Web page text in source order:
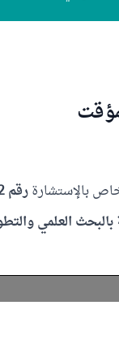
رقم 2025/02
العلمي